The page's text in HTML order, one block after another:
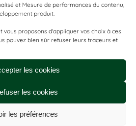
et Mesure de performances du contenu,
produit.
vous proposons d'appliquer vos choix à ces
pouvez bien sûr refuser leurs traceurs et
les cookies
les cookies
les préférences
massage gaufré
rouleau prédécoupé